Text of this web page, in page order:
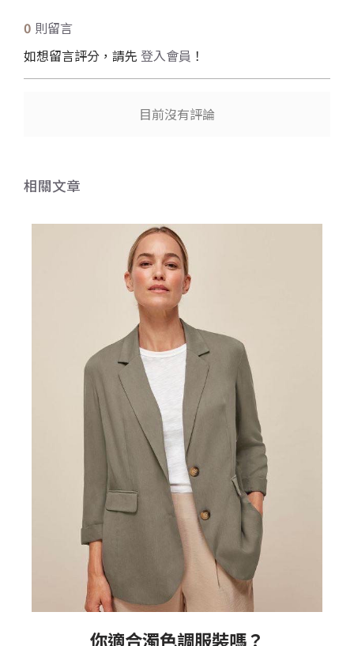
0 則留言
如想留言評分，請先 登入會員 ！
目前沒有評論
相關文章
你適合濁色調服裝嗎？